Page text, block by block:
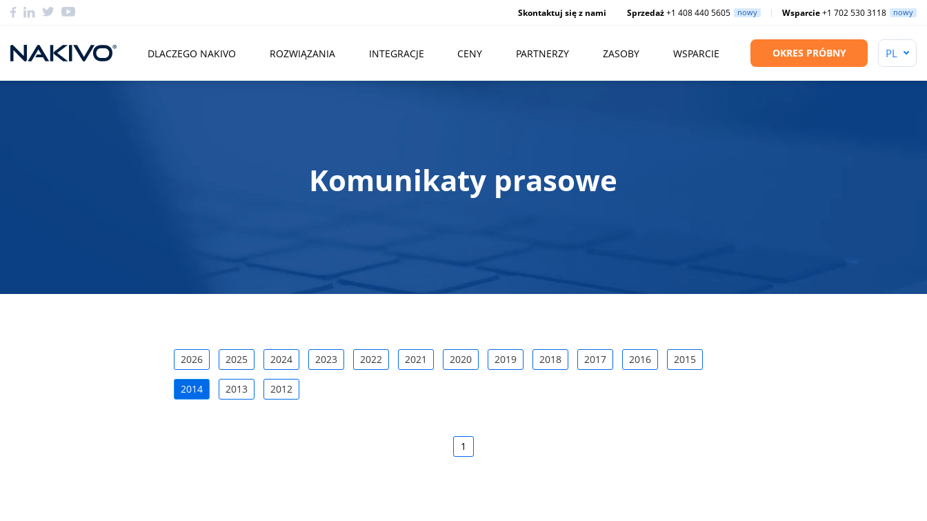
Skontaktuj się z nami Sprzedaż+1 408 440 5605 nowy Wsparcie+1 702 530 3118 nowy
DLACZEGO NAKIVO ROZWIĄZANIA INTEGRACJE CENY PARTNERZY ZASOBY WSPARCIE OKRES PRÓBNY
Komunikaty prasowe
2026 2025 2024 2023 2022 2021 2020 2019 2018 2017 2016 2015
2014 2013 2012
1